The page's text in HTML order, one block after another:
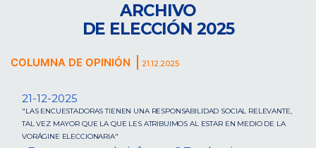
ARCHIVO
DE ELECCIÓN 2025
COLUMNA DE OPINIÓN 21.12.2025
21-12-2025
"LAS ENCUESTADORAS TIENEN UNA RESPONSABILIDAD SOCIAL RELEVANTE,
TAL VEZ MAYOR QUE LA QUE LES ATRIBUIMOS AL ESTAR EN MEDIO DE LA
VORÁGINE ELECCIONARIA"